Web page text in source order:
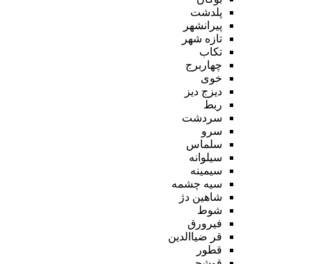
پلدشت
پیرانشهر
تازه شهر
تکاب
چهاربرج
خوی
دیزج دیز
ربط
سردشت
سرو
سلماس
سیلوانه
سیمینه
سیه چشمه
شاهین دژ
شوط
فیرورق
قر ضیاالدین
قطور